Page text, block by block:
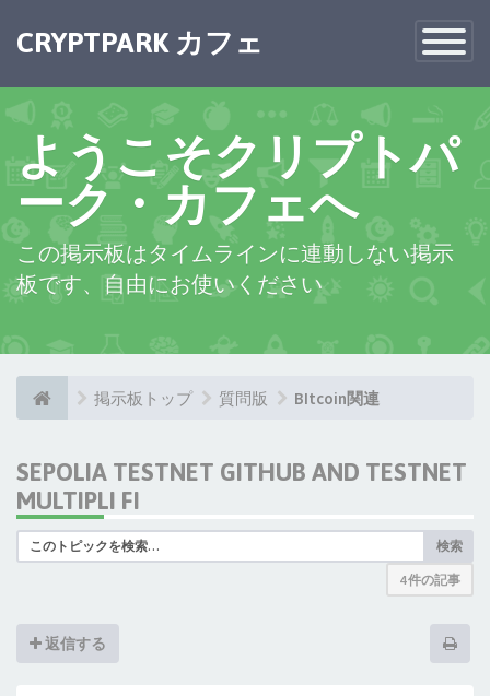
Toggle
CRYPTPARK カフェ
ようこそクリプトパ
ーク・カフェへ
この掲示板はタイムラインに連動しない掲示
板です、自由にお使いください
掲示板トップ 質問版 BItcoin関連
SEPOLIA TESTNET GITHUB AND TESTNET
MULTIPLI FI
検索
4 件の記事
返信する